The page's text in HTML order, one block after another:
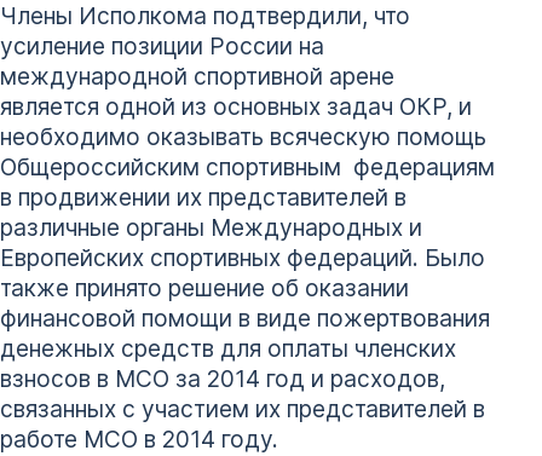
Члены Исполкома подтвердили, что
усиление позиции России на
международной спортивной арене
является одной из основных задач ОКР, и
необходимо оказывать всяческую помощь
Общероссийским спортивным федерациям
в продвижении их представителей в
различные органы Международных и
Европейских спортивных федераций. Было
также принято решение об оказании
финансовой помощи в виде пожертвования
денежных средств для оплаты членских
взносов в МСО за 2014 год и расходов,
связанных с участием их представителей в
работе МСО в 2014 году.